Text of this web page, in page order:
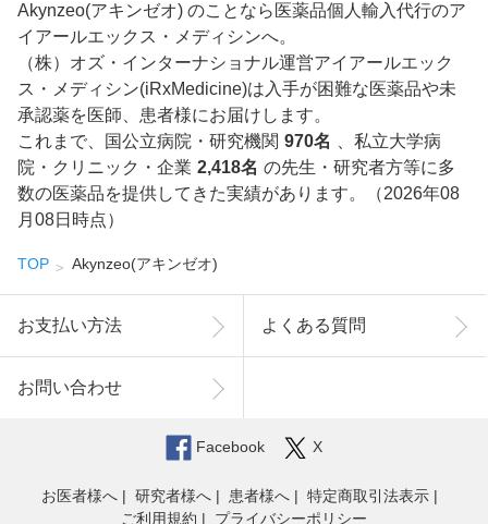
Akynzeo(アキンゼオ) のことなら医薬品個人輸入代行のア
イアールエックス・メディシンへ。
（株）オズ・インターナショナル運営アイアールエック
ス・メディシン(iRxMedicine)は入手が困難な医薬品や未
承認薬を医師、患者様にお届けします。
これまで、国公立病院・研究機関 970名
、私立大学病
院・クリニック・企業 2,418名 の先生・研究者方等に多
数の医薬品を提供してきた実績があります。（2026年08
月08日時点）
TOP Akynzeo(アキンゼオ)
お支払い方法 よくある質問
お問い合わせ
Facebook X
お医者様へ 研究者様へ 患者様へ
特定商取引法表示
ご利用規約
プライバシーポリシー